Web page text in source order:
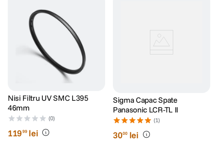
Nisi Filtru UV SMC L395
46mm
(0)
11999 lei
Sigma Capac Spate
Panasonic LCR-TL II
(1)
3000 lei